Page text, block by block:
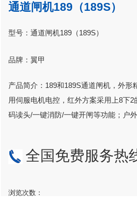
通道闸机189（189S）
型号：通道闸机189（189S）
品牌：翼甲
产品简介：189和189S通道闸机，外
用伺服电机电控，红外方案采用上8下
码读头/一键消防/一键开闸等功能；户
全国免费服务热
浏览次数：